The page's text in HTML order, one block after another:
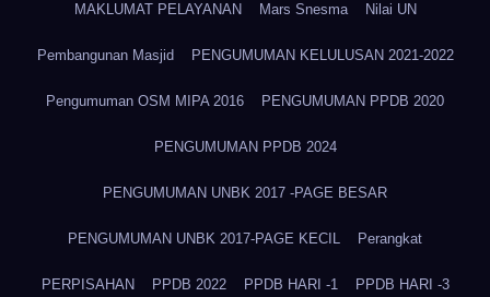
MAKLUMAT PELAYANAN Mars Snesma Nilai UN
Pembangunan Masjid PENGUMUMAN KELULUSAN 2021-2022
Pengumuman OSM MIPA 2016 PENGUMUMAN PPDB 2020
PENGUMUMAN PPDB 2024
PENGUMUMAN UNBK 2017 -PAGE BESAR
PENGUMUMAN UNBK 2017-PAGE KECIL Perangkat
PERPISAHAN PPDB 2022 PPDB HARI -1 PPDB HARI -3